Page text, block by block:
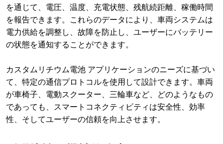
を通じて、電圧、温度、充電状態、残航続距離、稼働時間
を報告できます。これらのデータにより、車両システムは
電力供給を調整し、故障を防止し、ユーザーにバッテリー
の状態を通知することができます。
カスタムリチウム電池 アプリケーションのニーズに基づい
て、特定の通信プロトコルを使用して設計できます。車両
が車椅子、電動スクーター、三輪車など、どのようなもの
であっても、スマートコネクティビティは安全性、効率
性、そしてユーザーの信頼を向上させます。